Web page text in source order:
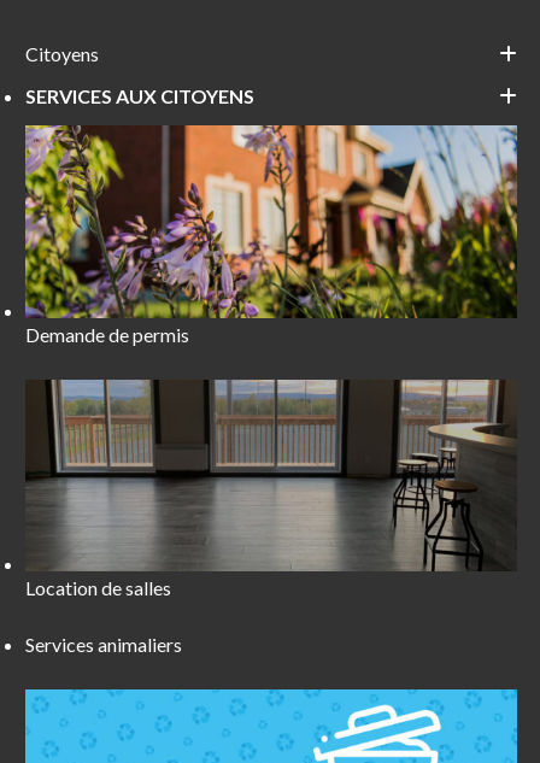
Citoyens
SERVICES AUX CITOYENS
Demande de permis
Location de salles
Services animaliers